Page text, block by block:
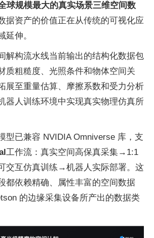
球规模最大的真实场景三维空间数
据资产的价值正在从传统的可视化应
延伸。
解构流水线当前输出的结构化数据包
质粗糙度、光照条件和物体空间关
展至重量估算、摩擦系数和受力分析
人训练环境中实现真实物理仿真所
型已兼容 NVIDIA Omniverse 库，支
工作流：真实空间高保真采集→1:1
交互仿真训练→机器人实际部署。这
都依赖精确、属性丰富的空间数据
的边缘采集设备所产出的数据类